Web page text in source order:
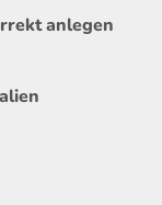
anlegen